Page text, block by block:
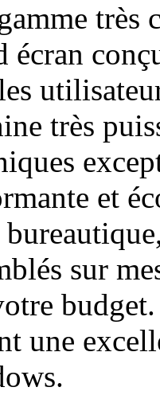
très
écran
très
et
sur
une